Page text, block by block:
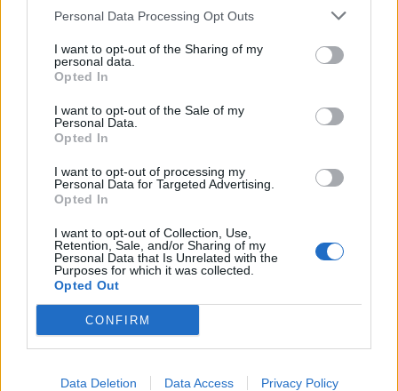
Personal Data Processing Opt Outs
I want to opt-out of the Sharing of my
personal data.
Opted In
I want to opt-out of the Sale of my
Personal Data.
Opted In
I want to opt-out of processing my
Personal Data for Targeted Advertising.
Opted In
I want to opt-out of Collection, Use,
Retention, Sale, and/or Sharing of my
Personal Data that Is Unrelated with the
Purposes for which it was collected.
Opted Out
CONFIRM
Data Deletion Data Access Privacy Policy
Nokon må sove dårleg om natta
Abonnement